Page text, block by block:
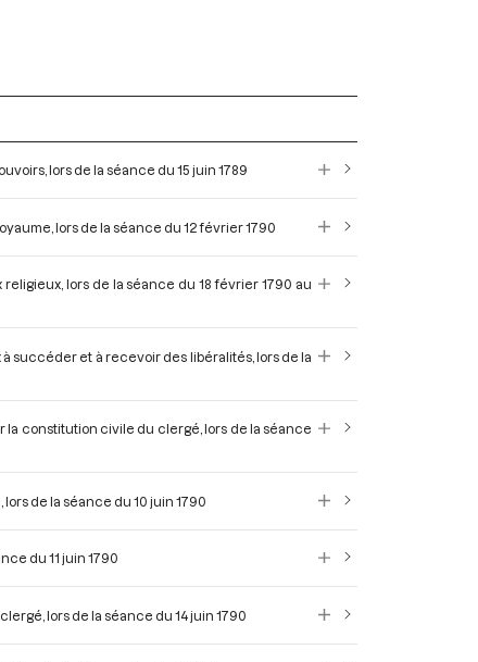
lors de la séance du 15 juin 1789
lors de la séance du 12 février 1790
lors de la séance du 18 février 1790 au
succéder et à recevoir des libéralités, lors de la
constitution civile du clergé, lors de la séance
de la séance du 10 juin 1790
du 11 juin 1790
lors de la séance du 14 juin 1790